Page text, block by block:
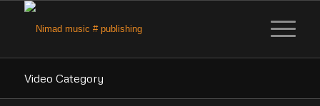
Video Category